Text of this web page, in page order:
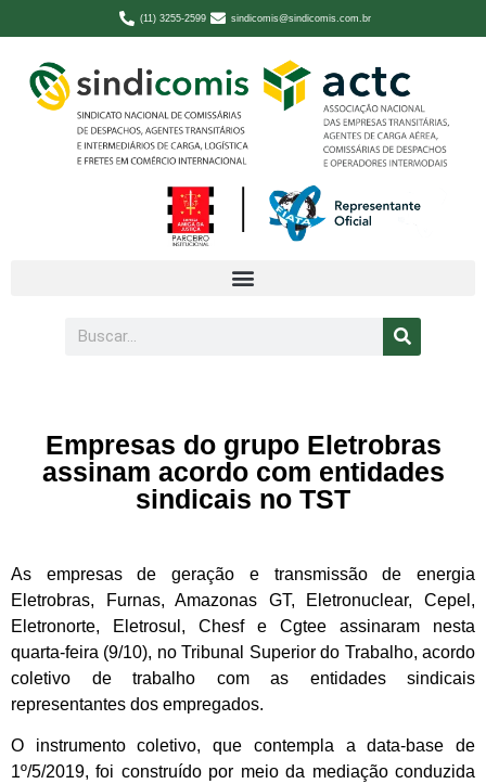
(11) 3255-2599 sindicomis@sindicomis.com.br
Empresas do grupo Eletrobras
assinam acordo com entidades
sindicais no TST
As empresas de geração e transmissão de energia
Eletrobras, Furnas, Amazonas GT, Eletronuclear, Cepel,
Eletronorte, Eletrosul, Chesf e Cgtee assinaram nesta
quarta-feira (9/10), no Tribunal Superior do Trabalho, acordo
coletivo de trabalho com as entidades sindicais
representantes dos empregados.
O instrumento coletivo, que contempla a data-base de
1º/5/2019, foi construído por meio da mediação conduzida